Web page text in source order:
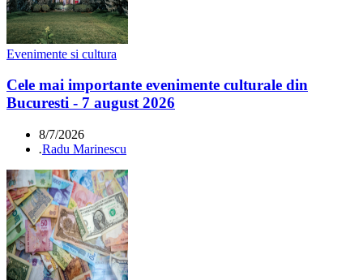
Evenimente si cultura
Cele mai importante evenimente culturale din
Bucuresti - 7 august 2026
8/7/2026
.Radu Marinescu